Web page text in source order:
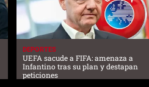
DEPORTES
UEFA sacude a FIFA: amenaza a
Infantino tras su plan y destapan
peticiones